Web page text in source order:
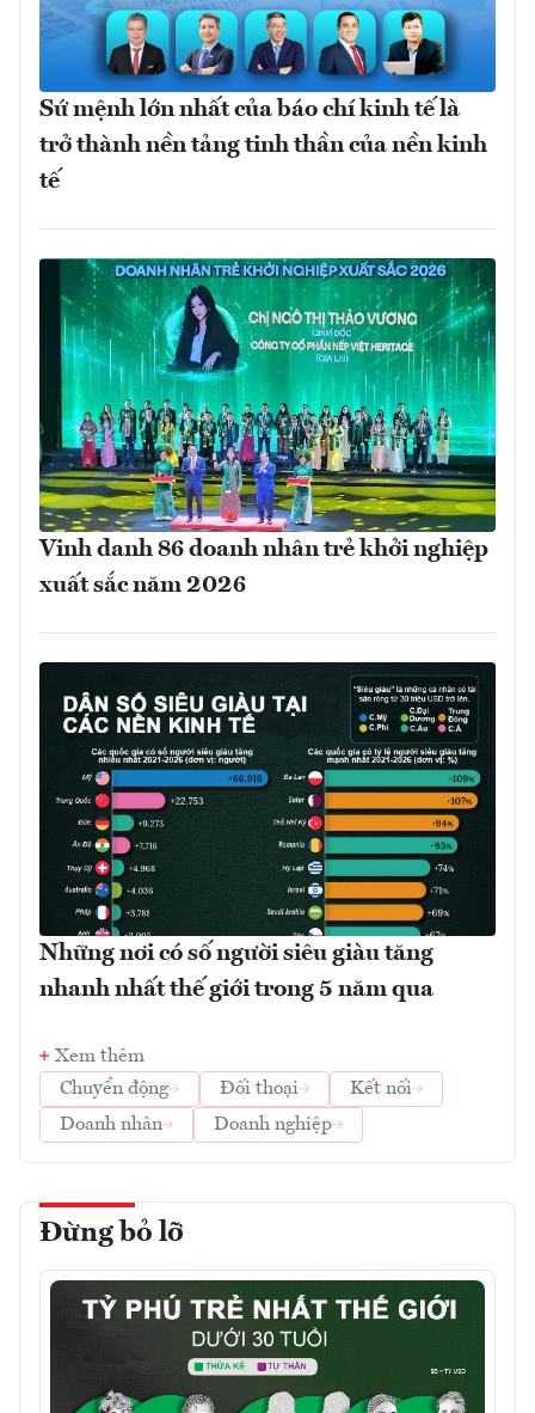
Sứ mệnh lớn nhất của báo chí kinh tế là
trở thành nền tảng tinh thần của nền kinh
tế
Vinh danh 86 doanh nhân trẻ khởi nghiệp
xuất sắc năm 2026
Những nơi có số người siêu giàu tăng
nhanh nhất thế giới trong 5 năm qua
Xem thêm
Chuyển động
Đối thoại
Kết nối
Doanh nhân
Doanh nghiệp
Đừng bỏ lỡ